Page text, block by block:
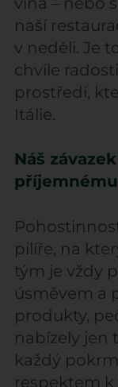
naší
v neděli. Je
chvíle
prostředí,
Itálie.
Náš
pilíře, na
tým je vždy
úsměvem a
produkty,
nabízely jen
každý
respektem k